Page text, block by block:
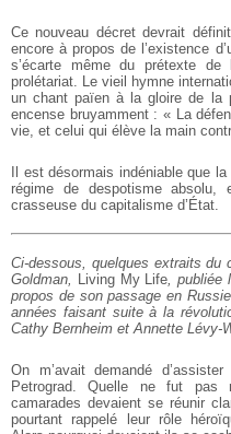
Ce nouveau décret devrait
encore à propos de l’existence
s’écarte même du prétexte de
prolétariat. Le vieil hymne
un chant païen à la gloire de la
encense bruyamment : « La
vie, et celui qui élève la main
Il est désormais indéniable que
régime de despotisme absolu,
crasseuse du capitalisme d’État.
Ci-dessous, quelques extraits du
Goldman,
Living My Life ,
propos de son passage en
années faisant suite à la
Cathy Bernheim et Annette Lévy-
On m’avait demandé
Petrograd. Quelle ne fut pas
camarades devaient se réunir
pourtant rappelé leur rôle